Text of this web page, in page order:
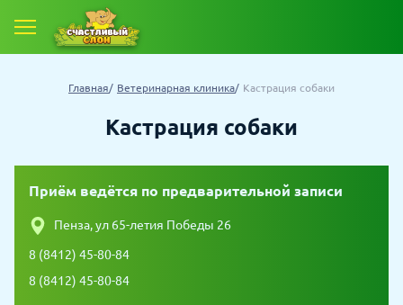
Главная Ветеринарная клиника Кастрация собаки
Кастрация собаки
Приём ведётся по предварительной записи
Пенза, ул 65-летия Победы 26
8 (8412) 45-80-84
8 (8412) 45-80-84